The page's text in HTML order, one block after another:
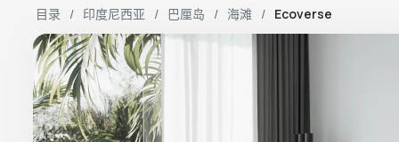
目录 印度尼西亚 巴厘岛 海滩 Ecoverse